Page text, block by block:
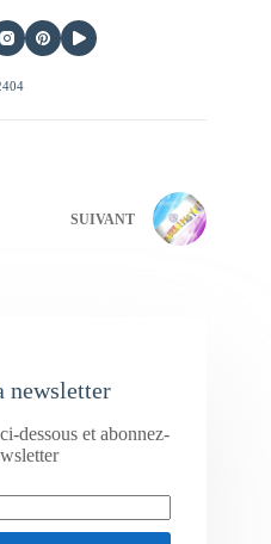
SUIVANT
newsletter
dessous et abonnez-